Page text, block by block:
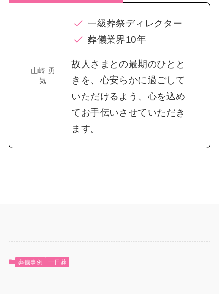
山崎 勇
気
一級葬祭ディレクター
葬儀業界10年
故人さまとの最期のひとと
きを、心安らかに過ごして
いただけるよう、心を込め
てお手伝いさせていただき
ます。
葬儀事例 一日葬